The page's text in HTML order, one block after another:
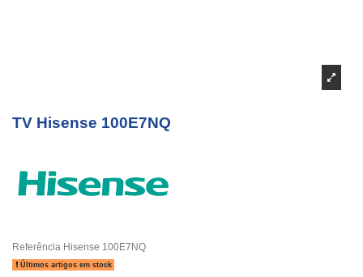
TV Hisense 100E7NQ
Referência Hisense 100E7NQ
Últimos artigos em stock